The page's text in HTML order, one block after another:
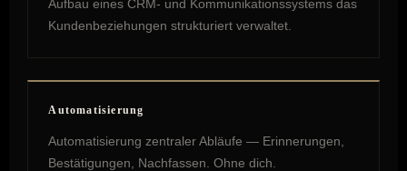
Aufbau eines CRM- und Kommunikationssystems das
Kundenbeziehungen strukturiert verwaltet.
Automatisierung
Automatisierung zentraler Abläufe — Erinnerungen,
Bestätigungen, Nachfassen. Ohne dich.